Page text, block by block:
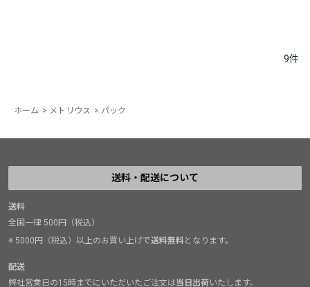
9件
ホーム > メトリウス > パック
送料・配送について
送料
全国一律 500円（税込）
※ 5000円（税込）以上のお買い上げで送料無料となります。
配送
弊社営業日の15時までにいただいたご注文は当日出荷いたします。